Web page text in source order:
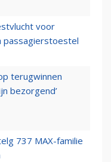
voor
passagierstoestel
terugwinnen
bezorgend’
737 MAX-familie